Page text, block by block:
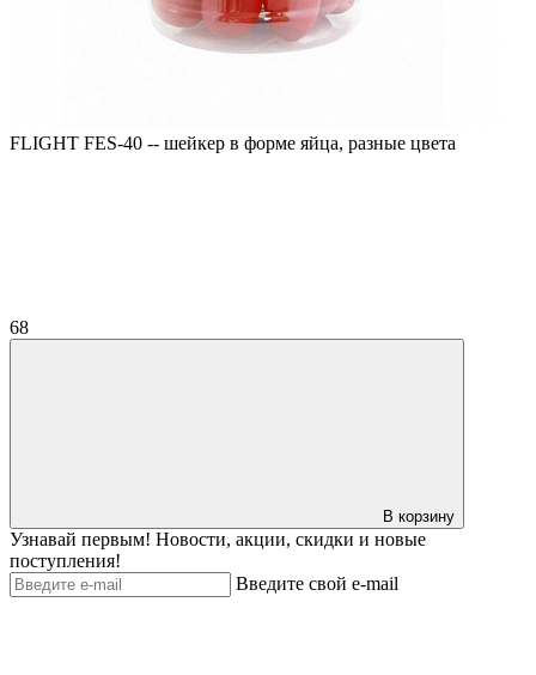
FLIGHT FES-40 -- шейкер в форме яйца, разные цвета
68
В корзину
Узнавай первым! Новости, акции, скидки и новые
поступления!
Введите свой e-mail